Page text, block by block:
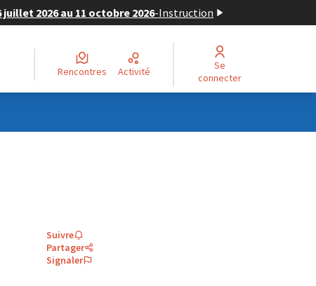
2026 au 11 octobre 2026-Instruction
Rencontres Activité
Se
connecter
Suivre
Partager
Signaler